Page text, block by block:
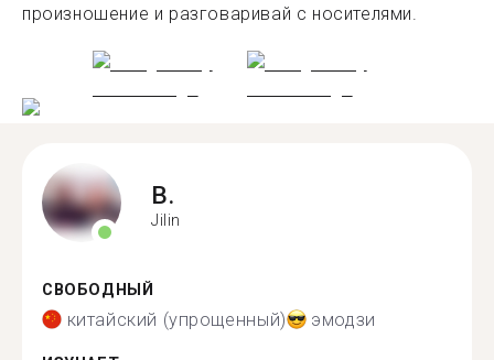
произношение и разговаривай с носителями.
B.
Jilin
СВОБОДНЫЙ
китайский (упрощенный) эмодзи